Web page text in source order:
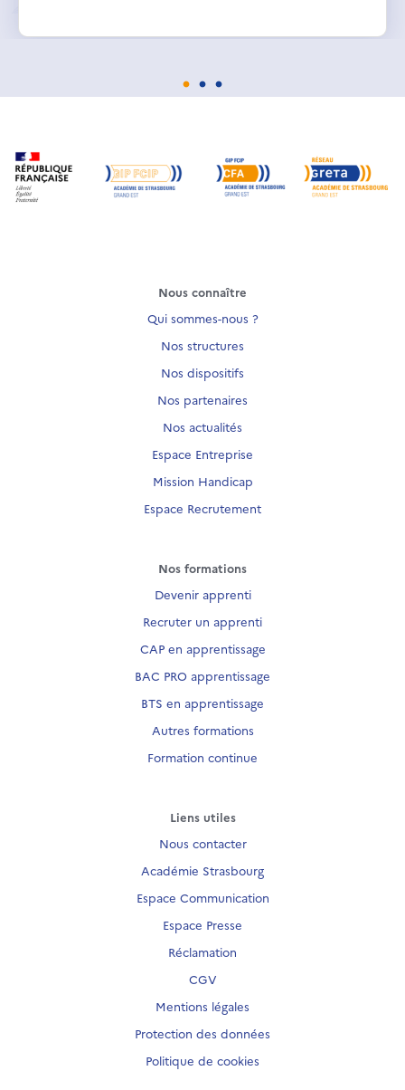
Nous connaître
Qui sommes-nous ?
Nos structures
Nos dispositifs
Nos partenaires
Nos actualités
Espace Entreprise
Mission Handicap
Espace Recrutement
Nos formations
Devenir apprenti
Recruter un apprenti
CAP en apprentissage
BAC PRO apprentissage
BTS en apprentissage
Autres formations
Formation continue
Liens utiles
Nous contacter
Académie Strasbourg
Espace Communication
Espace Presse
Réclamation
CGV
Mentions légales
Protection des données
Politique de cookies